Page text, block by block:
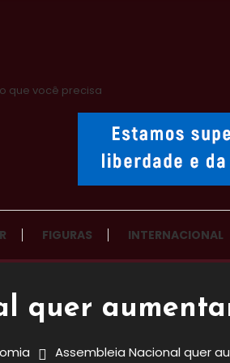
que você precisa
FIGURAS INTERNACIONAL
quer
Assembleia Nacional quer